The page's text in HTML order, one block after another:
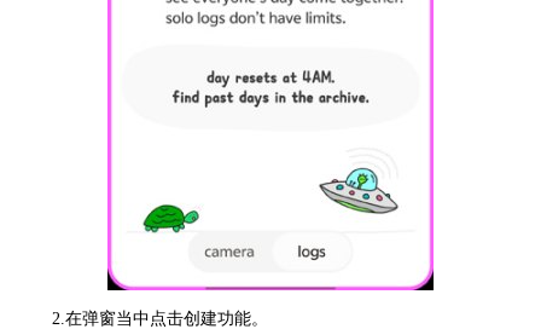
2.在弹窗当中点击创建功能。